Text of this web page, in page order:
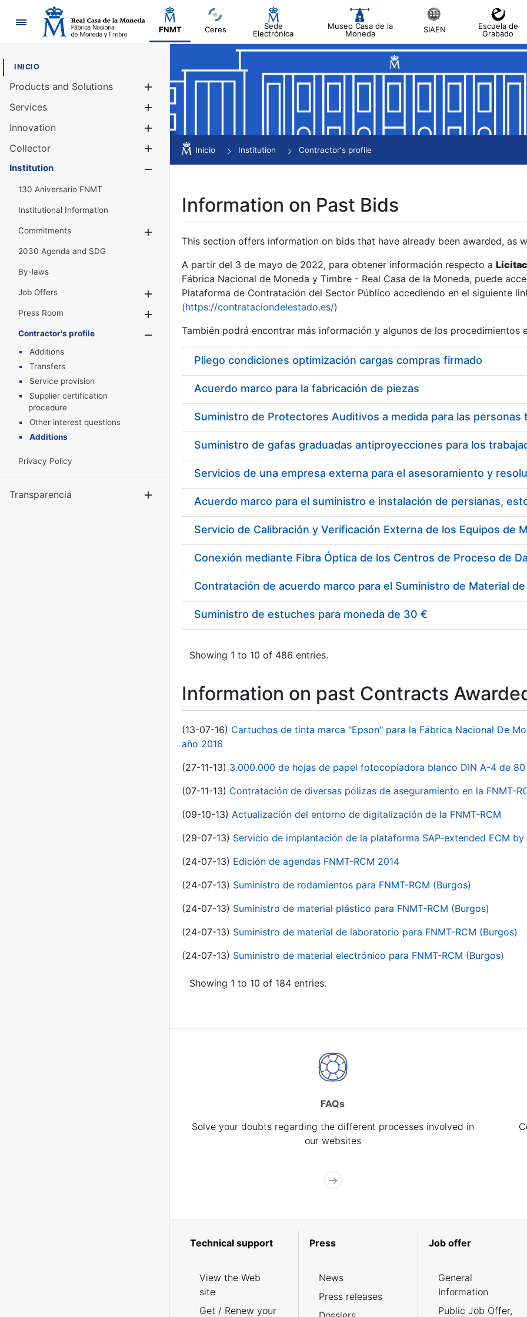
Navigation
FNMT Ceres
Sede
Electrónica
Museo Casa de la
Moneda
SIAEN
Escuela de
Grabado
INICIO
Products and Solutions
Services
Innovation
Collector
Show/Hide
Institution
130 Aniversario FNMT
Institutional Information
Commitments
2030 Agenda and SDG
By-laws
Job Offers
Show/Hide
Press Room
Show/Hide
Contractor's profile
Show/Hide
Additions
Transfers
Service provision
Supplier certification
procedure
Other interest questions
Additions
Privacy Policy
Transparencia Show/Hide
Inicio Institution Contractor's profile
Information on Past Bids
This section offers information on bids that have already been awarded, as
A partir del 3 de mayo de 2022, para obtener información respecto a
Fábrica Nacional de Moneda y Timbre - Real Casa de la Moneda, puede
Plataforma de Contratación del Sector Público accediendo en el siguiente
(https://contrataciondelestado.es/)
También podrá encontrar más información y algunos de los procedimientos
Pliego condiciones optimización cargas compras firmado
Acuerdo marco para la fabricación de piezas
Acuerdo marco para el suministro e instalación de persianas,
Suministro de estuches para moneda de 30 €
Showing 1 to 10 of 486 entries.
Information on past Contracts
(13-07-16) Cartuchos de tinta marca "Epson" para la Fábrica Nacional De
año 2016
(27-11-13) 3.000.000 de hojas de papel fotocopiadora blanco DIN A-4 de 80
(07-11-13) Contratación de diversas pólizas de aseguramiento en la FNMT-
(09-10-13) Actualización del entorno de digitalización de la FNMT-RCM
(29-07-13) Servicio de implantación de la plataforma SAP-extended ECM by
(24-07-13) Edición de agendas FNMT-RCM 2014
(24-07-13) Suministro de rodamientos para FNMT-RCM (Burgos)
(24-07-13) Suministro de material plástico para FNMT-RCM (Burgos)
(24-07-13) Suministro de material de laboratorio para FNMT-RCM (Burgos)
(24-07-13) Suministro de material electrónico para FNMT-RCM (Burgos)
Showing 1 to 10 of 184 entries.
FAQs
Solve your doubts regarding the different processes involved in
our websites
Technical support
View the Web
site
Get / Renew your
Press
News
Press releases
Job offer
General
Information
Public Job Offer,